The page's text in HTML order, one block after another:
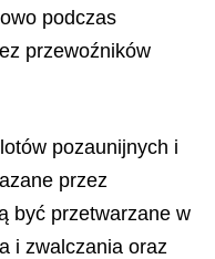
podczas
przewoźników
pozaunijnych i
przez
być przetwarzane w
i zwalczania oraz